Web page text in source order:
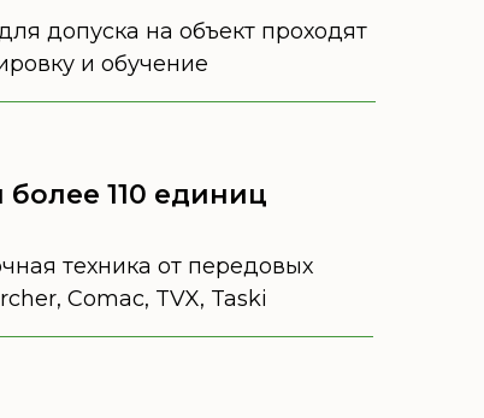
техника от передовых
Comac, TVX, Taski
более 110 единиц
допуска на объект проходят
и обучение